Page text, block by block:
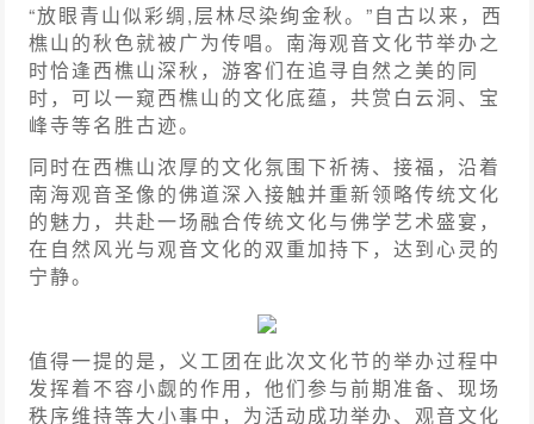
“放眼青山似彩绸,层林尽染绚金秋。”自古以来，西
樵山的秋色就被广为传唱。南海观音文化节举办之
时恰逢西樵山深秋，游客们在追寻自然之美的同
时，可以一窥西樵山的文化底蕴，共赏白云洞、宝
峰寺等名胜古迹。
同时在西樵山浓厚的文化氛围下祈祷、接福，沿着
南海观音圣像的佛道深入接触并重新领略传统文化
的魅力，共赴一场融合传统文化与佛学艺术盛宴，
在自然风光与观音文化的双重加持下，达到心灵的
宁静。
值得一提的是，义工团在此次文化节的举办过程中
发挥着不容小觑的作用，他们参与前期准备、现场
秩序维持等大小事中，为活动成功举办、观音文化